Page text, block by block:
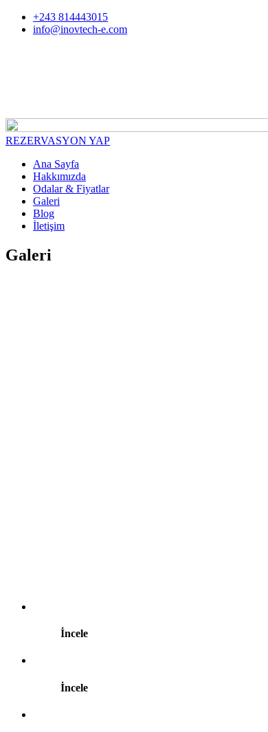
+243 814443015
info@inovtech-e.com
REZERVASYON YAP
Ana Sayfa
Hakkımızda
Odalar & Fiyatlar
Galeri
Blog
İletişim
Galeri
İncele
İncele